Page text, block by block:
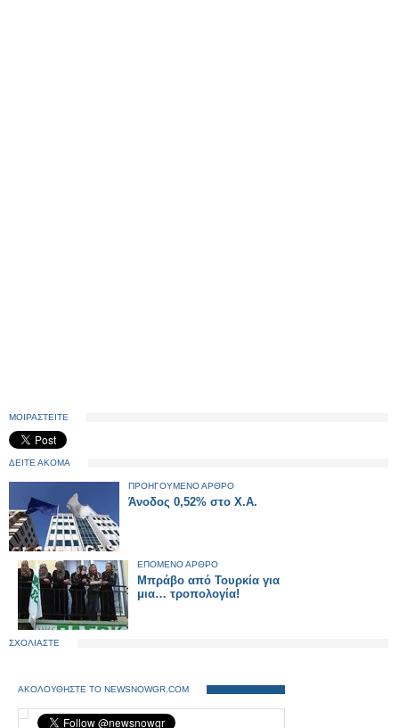
ΜΟΙΡΑΣΤΕΙΤΕ
ΔΕΙΤΕ ΑΚΟΜΑ
ΠΡΟΗΓΟΥΜΕΝΟ ΑΡΘΡΟ
Άνοδος 0,52% στο Χ.Α.
ΕΠΟΜΕΝΟ ΑΡΘΡΟ
Μπράβο από Τουρκία για
μια… τροπολογία!
ΣΧΟΛΙΑΣΤΕ
ΑΚΟΛΟΥΘΗΣΤΕ ΤΟ NEWSNOWGR.COM